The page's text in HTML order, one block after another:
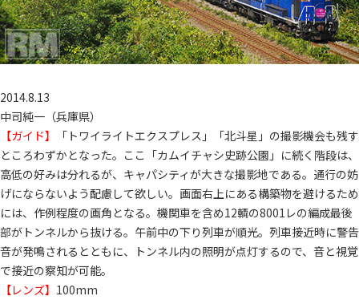
2014.8.13
中司純一（兵庫県）
【ガイド】
「トワイライトエクスプレス」「北斗星」の撮影機会も残す
ところわずかとなった。ここ「カムイチャシ史跡公園」に続く階段は、
高低の好みは分れるが、キャパシティが大きな撮影地である。通行の妨
げにならないよう配慮して欲しい。画面右上にある構築物を避けるため
には、作例程度の画角となる。機関車を含め12輌の8001レの編成最後
部がトンネルから抜ける。午前中の下り列車が順光。列車接近時に警告
音が発鳴されるとともに、トンネル内の照明が点灯するので、音と視覚
で接近の察知が可能。
【レンズ】 100mm